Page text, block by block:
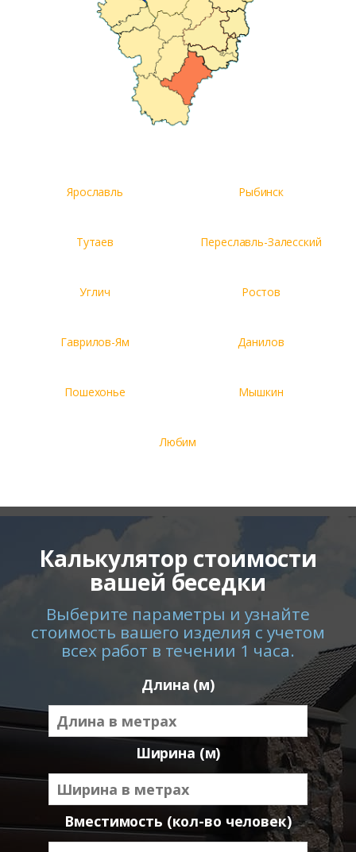
Ярославль Рыбинск
Тутаев Переславль-Залесский
Углич Ростов
Гаврилов-Ям Данилов
Пошехонье Мышкин
Любим
Калькулятор стоимости
вашей беседки
Выберите параметры и узнайте
стоимость вашего изделия с учетом
всех работ в течении 1 часа.
Длина (м)
Ширина (м)
Вместимость (кол-во человек)